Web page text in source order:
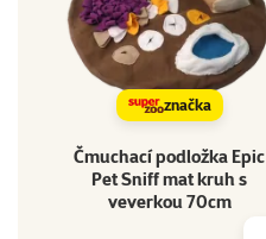
značka
Čmuchací podložka Epic
Pet Sniff mat kruh s
veverkou 70cm